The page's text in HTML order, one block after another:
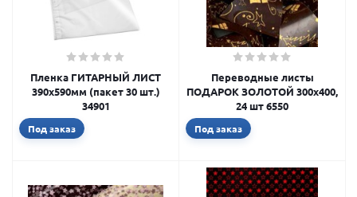
Пленка ГИТАРНЫЙ ЛИСТ
390х590мм (пакет 30 шт.)
34901
Под заказ
Переводные листы
ПОДАРОК ЗОЛОТОЙ 300х400,
24 шт 6550
Под заказ